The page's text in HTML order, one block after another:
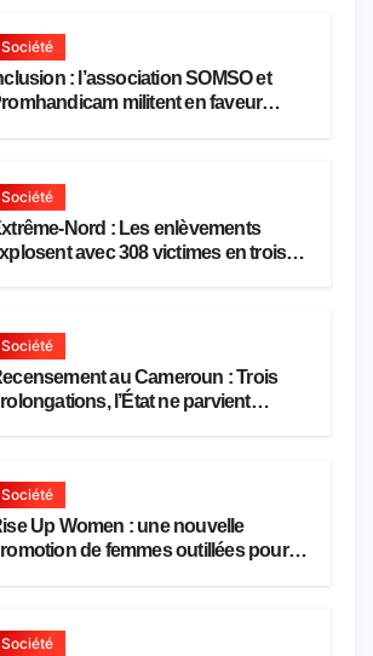
Société
: l’association SOMSO et
militent en faveur
Société
Nord : Les enlèvements
avec 308 victimes en trois
Société
au Cameroun : Trois
l’État ne parvient
Société
Up Women : une nouvelle
de femmes outillées pour
Société